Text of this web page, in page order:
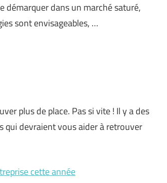
démarquer dans un marché saturé,
sont envisageables, …
plus de place. Pas si vite ! Il y a des
qui devraient vous aider à retrouver
cette année